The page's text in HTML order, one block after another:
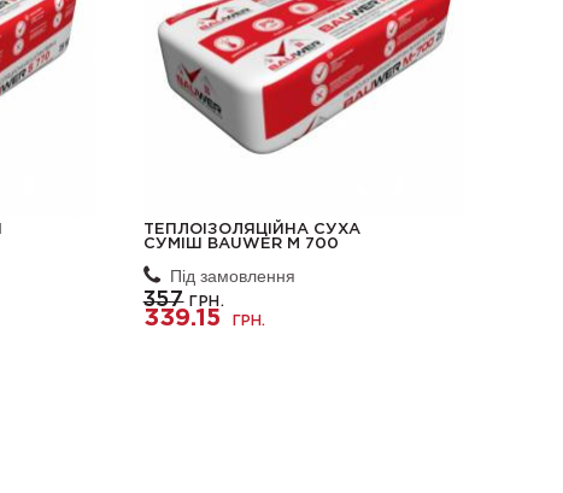
ТЕПЛОІЗОЛЯЦІЙНА СУХА
СУМІШ BAUWER М 700
Під замовлення
357ГРН.
339.15 ГРН.